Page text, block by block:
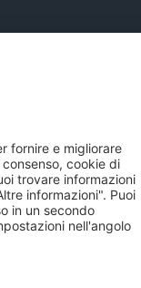
Di Informazioni
Soc.
|
02083271201